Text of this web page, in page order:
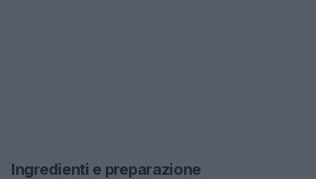
Ingredienti e preparazione